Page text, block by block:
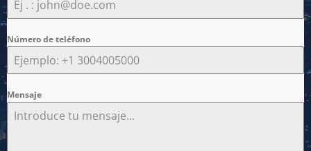
Número de teléfono
Mensaje